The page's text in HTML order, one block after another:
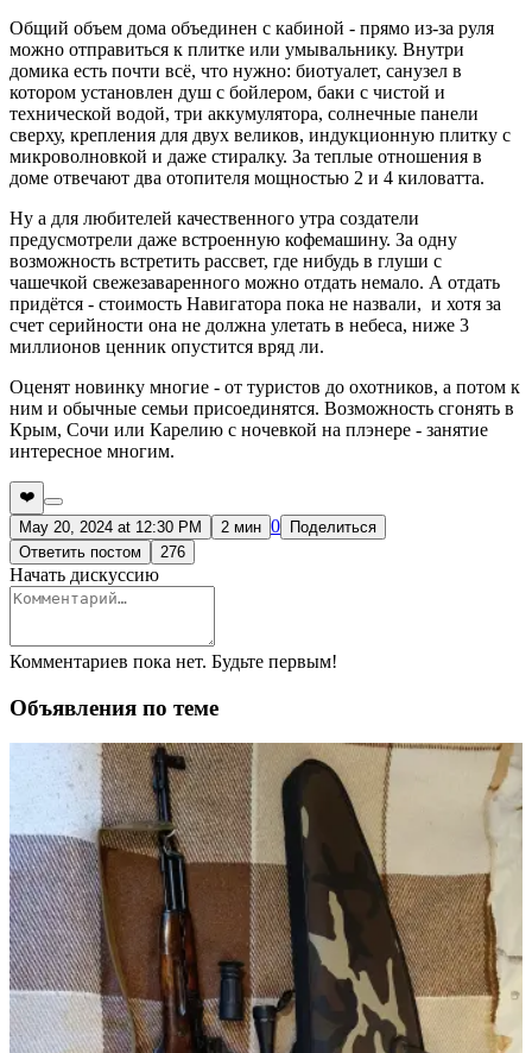
Общий объем дома объединен с кабиной - прямо из-за руля
можно отправиться к плитке или умывальнику. Внутри
домика есть почти всё, что нужно: биотуалет, санузел в
котором установлен душ с бойлером, баки с чистой и
технической водой, три аккумулятора, солнечные панели
сверху, крепления для двух великов, индукционную плитку с
микроволновкой и даже стиралку. За теплые отношения в
доме отвечают два отопителя мощностью 2 и 4 киловатта.
Ну а для любителей качественного утра создатели
предусмотрели даже встроенную кофемашину. За одну
возможность встретить рассвет, где нибудь в глуши с
чашечкой свежезаваренного можно отдать немало. А отдать
придётся - стоимость Навигатора пока не назвали, и хотя за
счет серийности она не должна улетать в небеса, ниже 3
миллионов ценник опустится вряд ли.
Оценят новинку многие - от туристов до охотников, а потом к
ним и обычные семьи присоединятся. Возможность сгонять в
Крым, Сочи или Карелию с ночевкой на плэнере - занятие
интересное многим.
❤️
May 20, 2024 at 12:30 PM
2 мин 0
Поделиться
Ответить постом
276
Начать дискуссию
Комментариев пока нет. Будьте первым!
Объявления по теме